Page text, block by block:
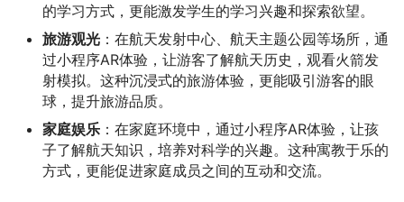
的学习方式，更能激发学生的学习兴趣和探索欲望。
旅游观光 ：在航天发射中心、航天主题公园等场所，通
过小程序AR体验，让游客了解航天历史，观看火箭发
射模拟。这种沉浸式的旅游体验，更能吸引游客的眼
球，提升旅游品质。
家庭娱乐 ：在家庭环境中，通过小程序AR体验，让孩
子了解航天知识，培养对科学的兴趣。这种寓教于乐的
方式，更能促进家庭成员之间的互动和交流。